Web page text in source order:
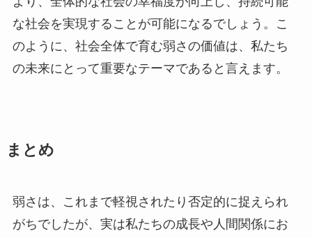
な社会を実現することが可能になるでしょう。こ
のように、社会全体で育む弱さの価値は、私たち
の未来にとって重要なテーマであると言えます。
まとめ
弱さは、これまで軽視されたり否定的に捉えられ
がちでしたが、実は私たちの成長や人間関係にお